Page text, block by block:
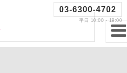
03-6300-4702
平日 10:00 - 19:00